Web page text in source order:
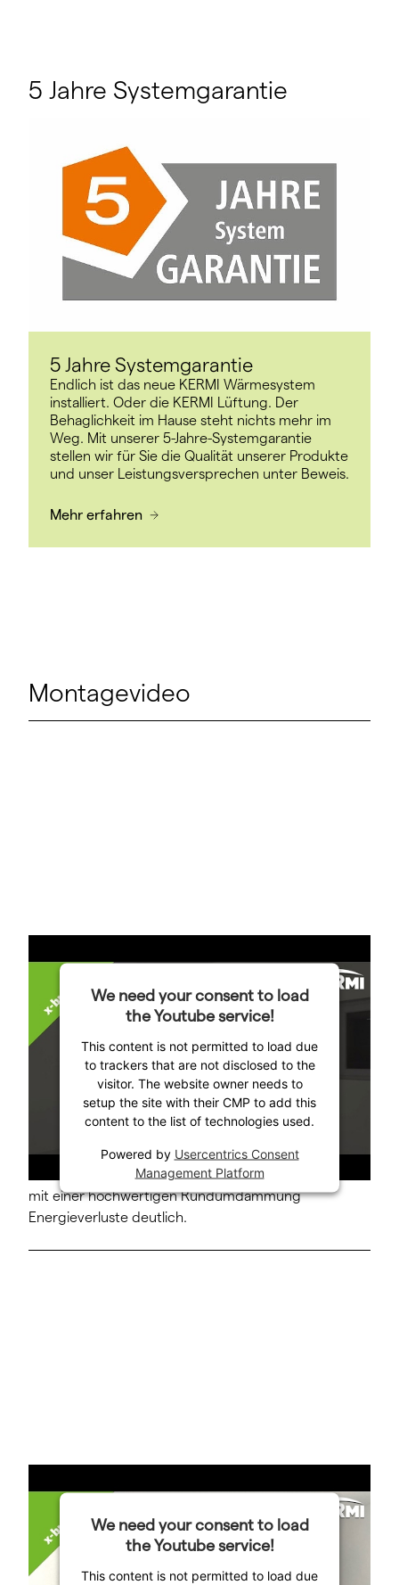
5 Jahre Systemgarantie
5 Jahre Systemgarantie
Endlich ist das neue KERMI Wärmesystem
installiert. Oder die KERMI Lüftung. Der
Behaglichkeit im Hause steht nichts mehr im
Weg. Mit unserer 5-Jahre-Systemgarantie
stellen wir für Sie die Qualität unserer Produkte
und unser Leistungsversprechen unter Beweis.
Mehr erfahren
Montagevideo
We need your consent to load
the Youtube service!
This content is not permitted to load due
to trackers that are not disclosed to the
visitor. The website owner needs to
setup the site with their CMP to add this
content to the list of technologies used.
Powered by Usercentrics Consent
Management Platform
Das spezielle Einschichgtungsverfahren garantiert die
optimale Einlagerung unterschiedlich temperierter
Wasserschichten im KERMI x-buffer
Schichtenpufferspeicher.
Eine Verwirbelung kalter und warmer Wassermengen
ist bei diesem zum Patent angemeldeten Verfahren
nahezu ausgeschlossen. Das in den Speicher langsam
einströmende Wasser kann, je nach Temperatur,
aufsteigen oder absinken. Dies minimiert zusammen
mit einer hochwertigen Rundumdämmung
Energieverluste deutlich.
We need your consent to load
the Youtube service!
This content is not permitted to load due
Schichtenpufferspeichers macht die Speichereinheit
zur platzsparenden Alternative.